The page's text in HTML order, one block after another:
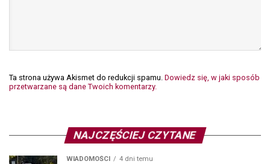
Ta strona używa Akismet do redukcji spamu. Dowiedz się, w jaki sposób
przetwarzane są dane Twoich komentarzy.
NAJCZĘŚCIEJ CZYTANE
WIADOMOŚCI 4 dni temu